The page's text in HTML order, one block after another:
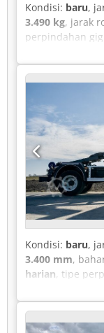
Kondisi: baru,
3.490 kg, jarak
perpindahan
Tachograph,
bawaan,
Kondisi: baru,
3.400 mm,
harian, tipe
kendaraan
udara, riwayat